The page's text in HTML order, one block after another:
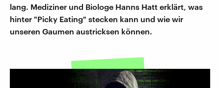
lang. Mediziner und Biologe Hanns Hatt erklärt, was
hinter "Picky Eating" stecken kann und wie wir
unseren Gaumen austricksen können.